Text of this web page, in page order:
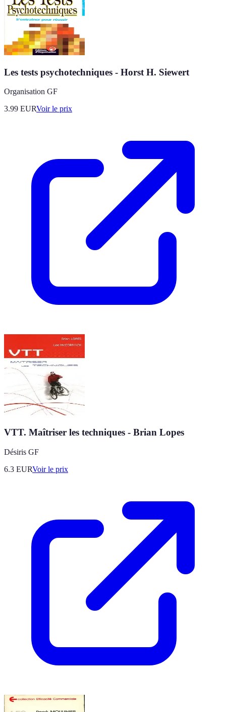
Les tests psychotechniques - Horst H. Siewert
Organisation GF
3.99 EURVoir le prix
VTT. Maîtriser les techniques - Brian Lopes
Désiris GF
6.3 EURVoir le prix